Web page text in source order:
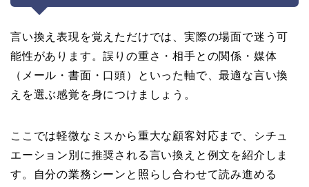
言い換え表現を覚えただけでは、実際の場面で迷う可
能性があります。誤りの重さ・相手との関係・媒体
（メール・書面・口頭）といった軸で、最適な言い換
えを選ぶ感覚を身につけましょう。
ここでは軽微なミスから重大な顧客対応まで、シチュ
エーション別に推奨される言い換えと例文を紹介しま
す。自分の業務シーンと照らし合わせて読み進める